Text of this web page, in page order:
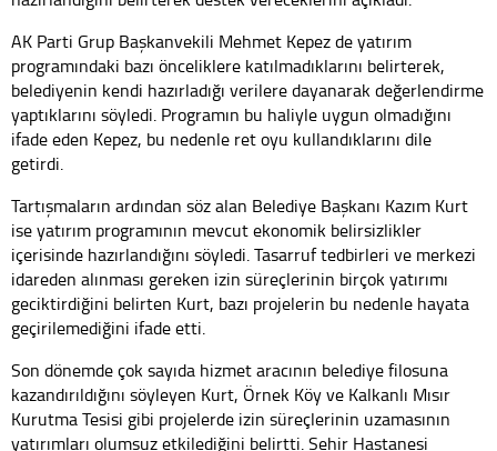
AK Parti Grup Başkanvekili Mehmet Kepez de yatırım
programındaki bazı önceliklere katılmadıklarını belirterek,
belediyenin kendi hazırladığı verilere dayanarak değerlendirme
yaptıklarını söyledi. Programın bu haliyle uygun olmadığını
ifade eden Kepez, bu nedenle ret oyu kullandıklarını dile
getirdi.
Tartışmaların ardından söz alan Belediye Başkanı Kazım Kurt
ise yatırım programının mevcut ekonomik belirsizlikler
içerisinde hazırlandığını söyledi. Tasarruf tedbirleri ve merkezi
idareden alınması gereken izin süreçlerinin birçok yatırımı
geciktirdiğini belirten Kurt, bazı projelerin bu nedenle hayata
geçirilemediğini ifade etti.
Son dönemde çok sayıda hizmet aracının belediye filosuna
kazandırıldığını söyleyen Kurt, Örnek Köy ve Kalkanlı Mısır
Kurutma Tesisi gibi projelerde izin süreçlerinin uzamasının
yatırımları olumsuz etkilediğini belirtti. Şehir Hastanesi